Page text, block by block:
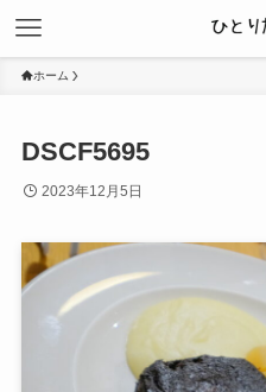
ホーム
DSCF5695
2023年12月5日